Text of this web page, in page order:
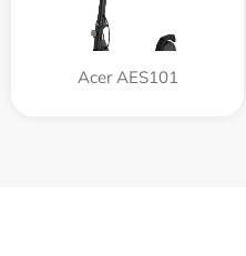
Acer AES101